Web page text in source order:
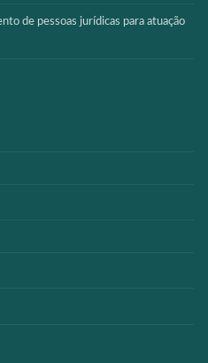
de pessoas jurídicas para atuação